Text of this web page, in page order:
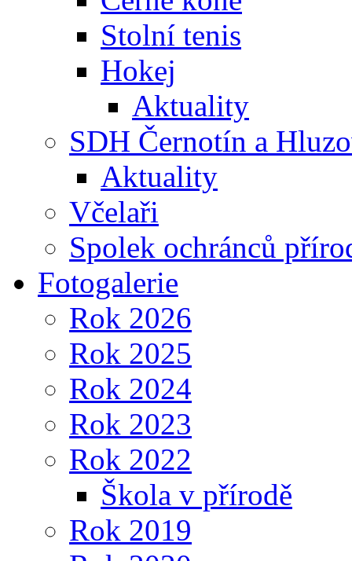
Stolní tenis
Hokej
Aktuality
SDH Černotín a
Aktuality
Včelaři
Spolek ochránců
Fotogalerie
Rok 2026
Rok 2025
Rok 2024
Rok 2023
Rok 2022
Škola v přírodě
Rok 2019